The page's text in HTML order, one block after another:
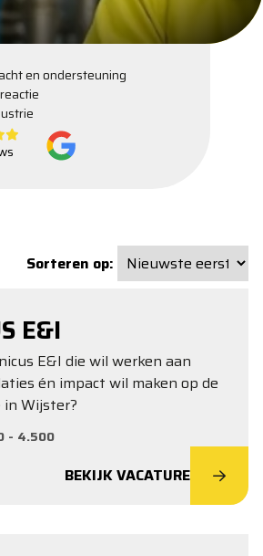
en ondersteuning
Sorteren op:
E&I
E&I die wil werken aan
én impact wil maken op de
Wijster?
- 4.500
BEKIJK VACATURE